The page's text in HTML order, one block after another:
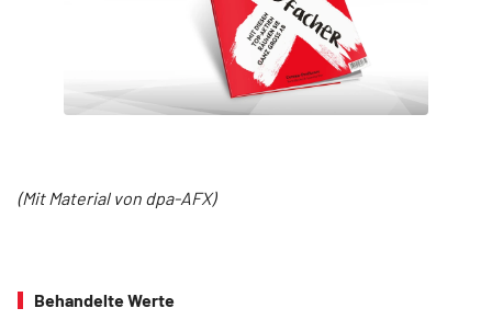
(Mit Material von dpa-AFX)
Behandelte Werte